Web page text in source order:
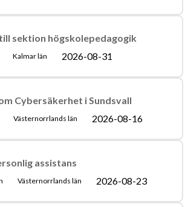
sektion högskolepedagogik
Kalmar län 2026-08-31
Cybersäkerhet i Sundsvall
Västernorrlands län 2026-08-16
assistans
Västernorrlands län 2026-08-23